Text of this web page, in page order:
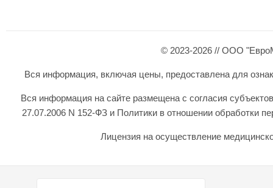
© 2023-2026 // ООО
Вся информация, включая цены, предоставлена для
Вся информация на сайте размещена с согласия
27.07.2006 N 152-ФЗ и Политики в отношении обработки
Лицензия на осуществление